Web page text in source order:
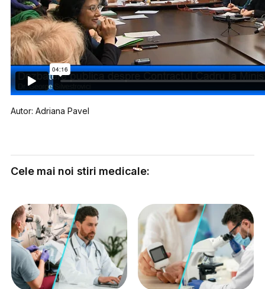
Autor: Adriana Pavel
Cele mai noi stiri medicale: